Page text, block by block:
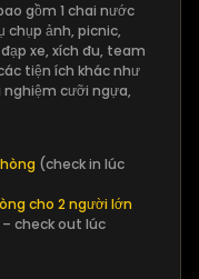
gồm 1 chai nước
chụp ảnh, picnic,
xe, xích đu, team
tiện ích khác như
nghiệm cưỡi ngựa,
(check in lúc
cho 2 người lớn
– check out lúc